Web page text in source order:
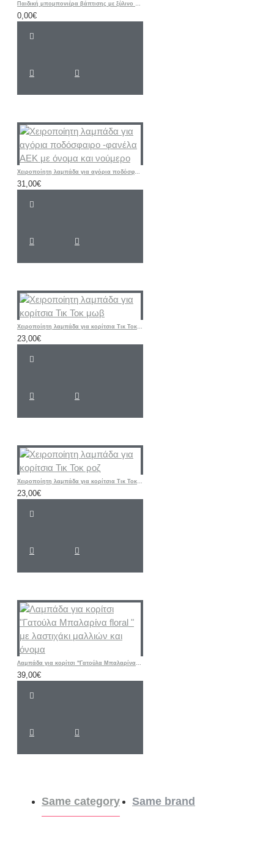
Παιδική μπομπονιέρα βάπτισης με ξύλινο παιχνίδι σχοινάκι
0,00€
Χειροποίητη λαμπάδα για αγόρια ποδόσφαιρο -φανέλα ΑΕΚ με όνομα και νούμερο
31,00€
Χειροποίητη λαμπάδα για κορίτσια Τικ Τοκ μωβ
23,00€
Χειροποίητη λαμπάδα για κορίτσια Τικ Τοκ ροζ
23,00€
Λαμπάδα για κορίτσι "Γατούλα Μπαλαρίνα floral " με λαστιχάκι μαλλιών και όνομα
39,00€
Same category Same brand